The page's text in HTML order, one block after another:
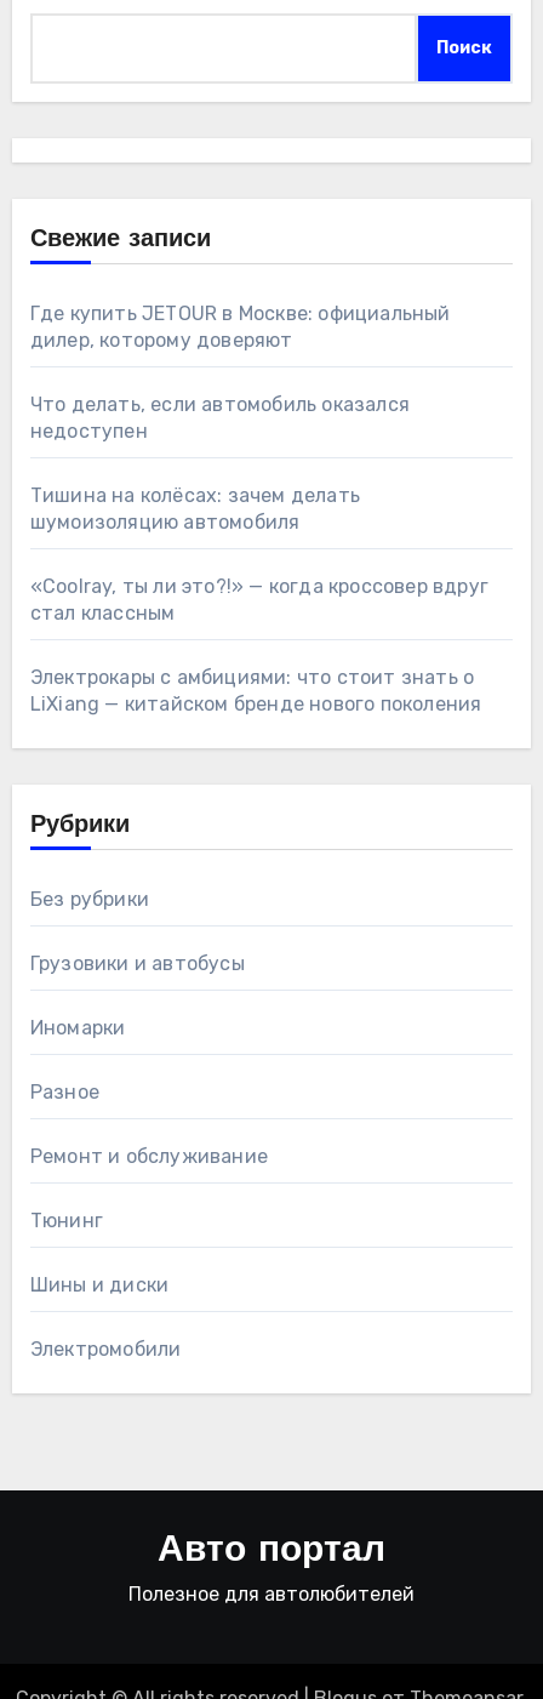
Поиск
Свежие записи
Где купить JETOUR в Москве: официальный
дилер, которому доверяют
Что делать, если автомобиль оказался
недоступен
Тишина на колёсах: зачем делать
шумоизоляцию автомобиля
«Coolray, ты ли это?!» — когда кроссовер вдруг
стал классным
Электрокары с амбициями: что стоит знать о
LiXiang — китайском бренде нового поколения
Рубрики
Без рубрики
Грузовики и автобусы
Иномарки
Разное
Ремонт и обслуживание
Тюнинг
Шины и диски
Электромобили
Авто портал
Полезное для автолюбителей